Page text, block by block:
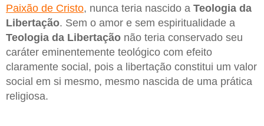
Paixão de Cristo, nunca teria nascido a Teologia da
Libertação. Sem o amor e sem espiritualidade a
Teologia da Libertação não teria conservado seu
caráter eminentemente teológico com efeito
claramente social, pois a libertação constitui um valor
social em si mesmo, mesmo nascida de uma prática
religiosa.